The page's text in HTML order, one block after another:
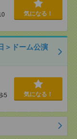
気になる！
＞ドーム公演
5
気になる！